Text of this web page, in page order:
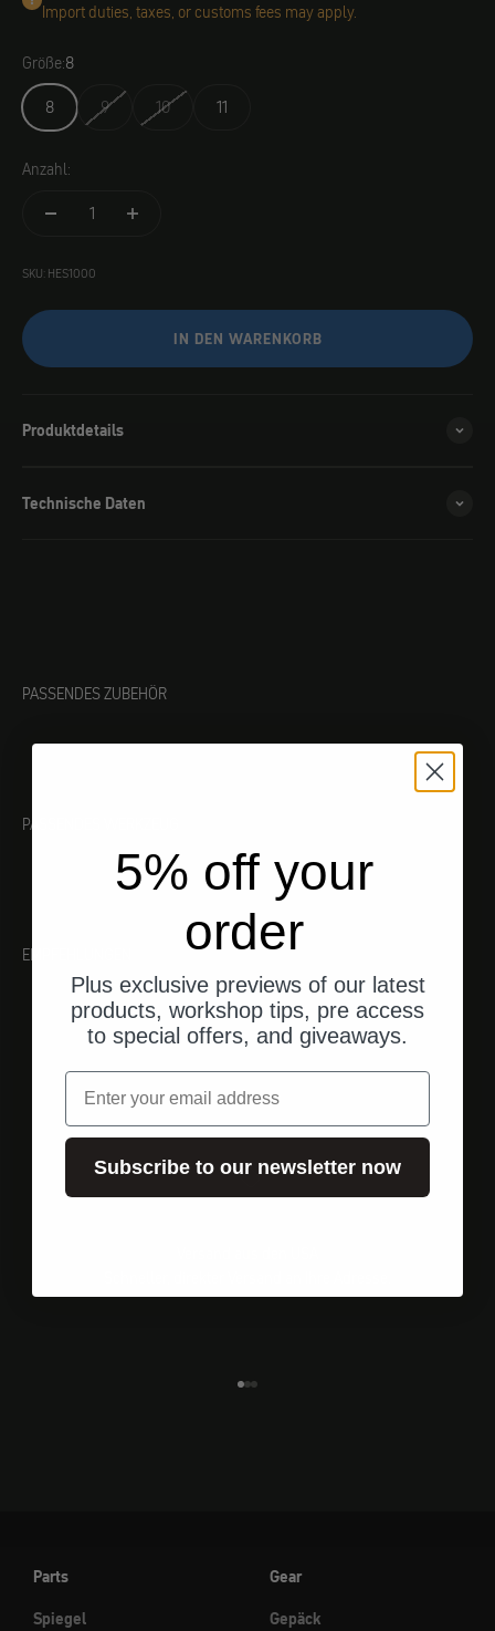
Import duties, taxes, or customs fees may apply.
Größe:8
8
9 10 11
Anzahl:
SKU: HES1000
IN DEN WARENKORB
Produktdetails
Technische Daten
PASSENDES ZUBEHÖR
PASSENDES WERKZEUG
EMPFEHLUNGEN
Parts
Spiegel
Gear
Gepäck
5% off your
order
Plus exclusive previews of our latest
products, workshop tips, pre access
to special offers, and giveaways.
Email
Subscribe to our newsletter now